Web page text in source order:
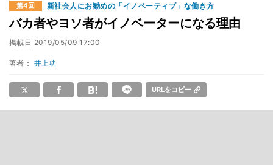
第4回 新社会人にお勧めの「イノベーティブ」な働き方
バカ者やヨソ者がイノベーターになる理由
掲載日 2019/05/09 17:00
著者： 井上功
URLをコピー